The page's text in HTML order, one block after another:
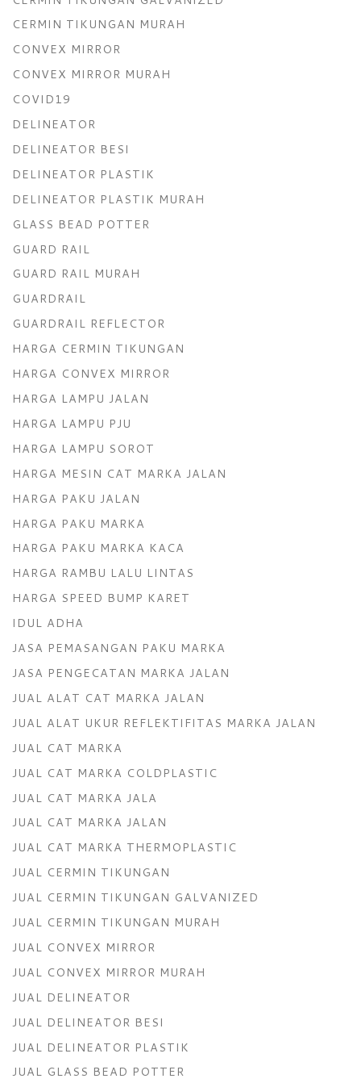
CERMIN TIKUNGAN MURAH
CONVEX MIRROR
CONVEX MIRROR MURAH
COVID19
DELINEATOR
DELINEATOR BESI
DELINEATOR PLASTIK
DELINEATOR PLASTIK MURAH
GLASS BEAD POTTER
GUARD RAIL
GUARD RAIL MURAH
GUARDRAIL
GUARDRAIL REFLECTOR
HARGA CERMIN TIKUNGAN
HARGA CONVEX MIRROR
HARGA LAMPU JALAN
HARGA LAMPU PJU
HARGA LAMPU SOROT
HARGA MESIN CAT MARKA JALAN
HARGA PAKU JALAN
HARGA PAKU MARKA
HARGA PAKU MARKA KACA
HARGA RAMBU LALU LINTAS
HARGA SPEED BUMP KARET
IDUL ADHA
JASA PEMASANGAN PAKU MARKA
JASA PENGECATAN MARKA JALAN
JUAL ALAT CAT MARKA JALAN
JUAL ALAT UKUR REFLEKTIFITAS MARKA JALAN
JUAL CAT MARKA
JUAL CAT MARKA COLDPLASTIC
JUAL CAT MARKA JALA
JUAL CAT MARKA JALAN
JUAL CAT MARKA THERMOPLASTIC
JUAL CERMIN TIKUNGAN
JUAL CERMIN TIKUNGAN GALVANIZED
JUAL CERMIN TIKUNGAN MURAH
JUAL CONVEX MIRROR
JUAL CONVEX MIRROR MURAH
JUAL DELINEATOR
JUAL DELINEATOR BESI
JUAL DELINEATOR PLASTIK
JUAL GLASS BEAD POTTER